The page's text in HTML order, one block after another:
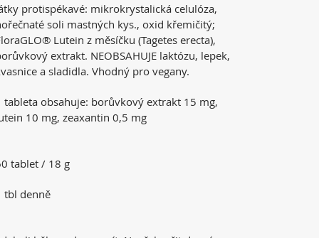
protispékavé: mikrokrystalická celulóza,
soli mastných kys., oxid křemičitý;
Lutein z měsíčku (Tagetes erecta),
extrakt. NEOBSAHUJE laktózu, lepek,
a sladidla. Vhodný pro vegany.
tableta obsahuje: borůvkový extrakt 15 mg,
10 mg, zeaxantin 0,5 mg
tablet / 18 g
tbl denně